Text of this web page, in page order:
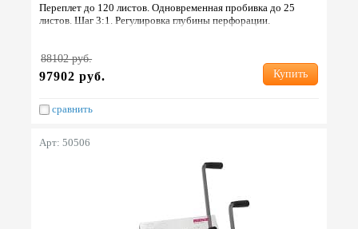
Переплет до 120 листов. Одновременная пробивка до 25
листов. Шаг 3:1. Регулировка глубины перфорации.
88102 руб.
97902 руб. Купить
сравнить
Арт: 50506